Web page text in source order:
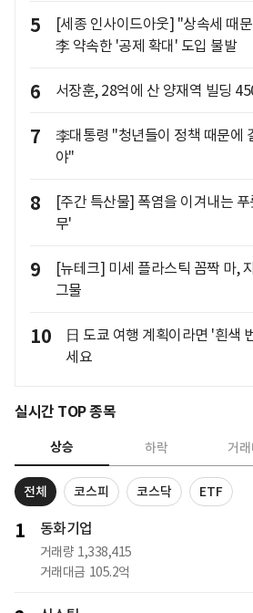
5
[세종 인사이드아웃] "상속세 때
李 약속한 '공제 확대' 도입 불발
6 서장훈, 28억에 산 양재역 빌딩
7
李대통령 "청년들이 정책 때문에
야"
8
[주간 특산물] 폭염을 이겨내는
무'
9
[뉴테크] 미세 플라스틱 꼼짝 마,
그물
10
日 도쿄 여행 계획이라면 '흰색
세요
실시간 TOP 종목
상승 하락 거
전체 코스피 코스닥 ETF
1 동화기업
거래량 1,338,415
거래대금 105.2억